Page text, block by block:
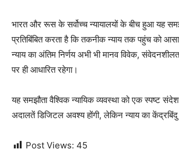
भारत और रूस के सर्वोच्च न्यायालयों के बीच हुआ यह
प्रतिबिंबित करता है कि तकनीक न्याय तक पहुंच को
न्याय का अंतिम निर्णय अभी भी मानव विवेक,
पर ही आधारित रहेगा।
यह समझौता वैश्विक न्यायिक व्यवस्था को एक स्पष्ट
अदालतें डिजिटल अवश्य होंगी, लेकिन न्याय का केंद्रबिंदु
Post Views: 45